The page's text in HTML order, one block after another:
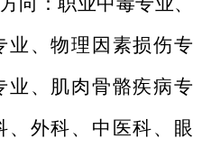
业、物理因素损伤专
业、肌肉骨骼疾病专
、外科、中医科、眼